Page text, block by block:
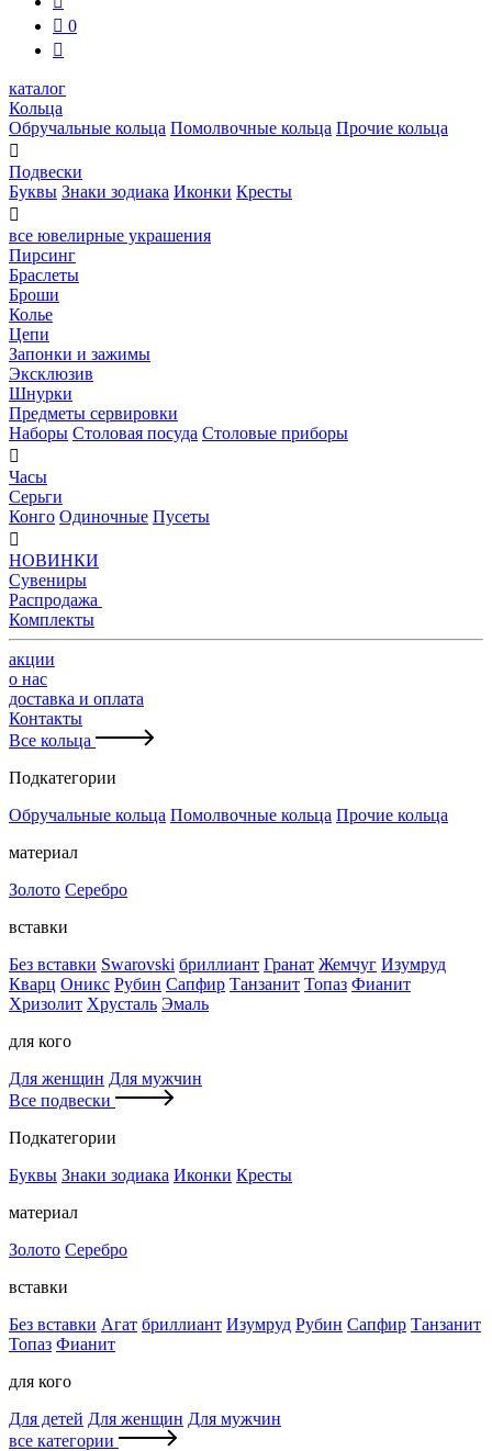
 0

каталог
Кольца
Обручальные кольца Помолвочные кольца Прочие кольца

Подвески
Буквы Знаки зодиака Иконки Кресты

все ювелирные украшения
Пирсинг
Браслеты
Броши
Колье
Цепи
Запонки и зажимы
Эксклюзив
Шнурки
Предметы сервировки
Наборы Столовая посуда Столовые приборы

Часы
Серьги
Конго Одиночные Пусеты

НОВИНКИ
Сувениры
Распродажа
Комплекты
акции
о нас
доставка и оплата
Контакты
Все кольца
Подкатегории
Обручальные кольца Помолвочные кольца Прочие кольца
материал
Золото Серебро
вставки
Без вставки Swarovski бриллиант Гранат Жемчуг Изумруд
Кварц Оникс Рубин Сапфир Танзанит Топаз Фианит
Хризолит Хрусталь Эмаль
для кого
Для женщин Для мужчин
Все подвески
Подкатегории
Буквы Знаки зодиака Иконки Кресты
материал
Золото Серебро
вставки
Без вставки Агат бриллиант Изумруд Рубин Сапфир Танзанит
Топаз Фианит
для кого
Для детей Для женщин Для мужчин
все категории